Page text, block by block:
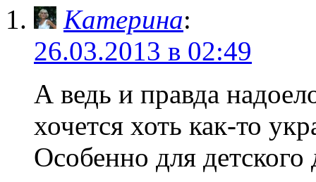
Катерина:
26.03.2013 в 02:49
А ведь и правда
хочется хоть как-то
Особенно для